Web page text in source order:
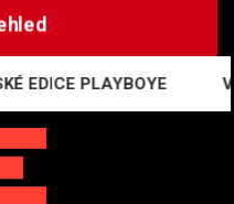
PLAYBOYE Vařte z